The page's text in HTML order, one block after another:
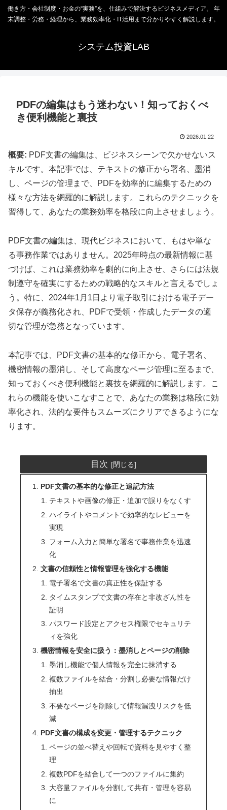
働き方・会社制度・お金の“実務”を、仕組みで解決するビジネスメディア。 年
末調整・労務・経理から、業務効率化・IT活用まで分かりやすく解説します。
システム投資LAB
PDFの編集はもう迷わない！知っておくべ
き便利機能と裏技
2026.01.22
概要: PDF文書の編集は、ビジネスシーンで欠かせないス
キルです。本記事では、テキストの修正から署名、墨消
し、ページの管理まで、PDFを効率的に編集するための
様々な方法を網羅的に解説します。これらのテクニックを
習得して、あなたの業務効率を格段に向上させましょう。
PDF文書の編集は、現代ビジネスにおいて、もはや単な
る事務作業ではありません。2025年時点の最新情報に基
づけば、これは業務効率を劇的に向上させ、さらには法規
制遵守を確実にするための戦略的なスキルと言えるでしょ
う。特に、2024年1月1日より電子取引における電子デー
タ保存が義務化され、PDFで受領・作成したデータの適
切な管理が急務となっています。
本記事では、PDF文書の基本的な修正から、電子署名、
機密情報の墨消し、そして高度なページ管理に至るまで、
知っておくべき便利機能と裏技を網羅的に解説します。こ
れらの機能を使いこなすことで、あなたの業務は格段に効
率化され、法的な要件もスムーズにクリアできるようにな
ります。
目次
PDF文書の基本的な修正と追記方法
テキストや画像の修正・追加で誤りをなくす
ハイライトやコメントで効率的なレビューを
実現
フォーム入力と簡単な署名で事務作業を迅速
化
文書の信頼性と情報管理を強化する機能
電子署名で文書の真正性を保証する
タイムスタンプで文書の存在と非改ざん性を
証明
パスワード設定とアクセス権限でセキュリテ
ィを強化
機密情報を安全に扱う：墨消しとページの削除
墨消し機能で個人情報を完全に抹消する
複数ファイルを結合・分割し必要な情報だけ
抽出
不要なページを削除して情報漏洩リスクを低
減
PDF文書の構成を変更・管理するテクニック
ページの並べ替えや回転で資料を見やすく整
理
複数PDFを結合して一つのファイルに集約
大容量ファイルを分割して共有・管理を容易
に